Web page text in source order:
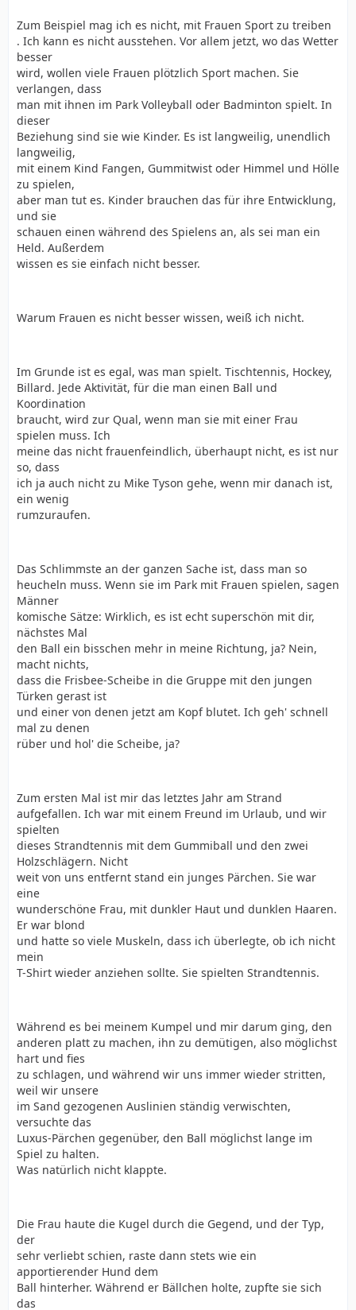
Menschen, die zum Psychotherapeuten gehen, Frauen
sind.
__
Wenn eine Blondine ihr erstes Kind zur Welt gebracht
hat, wird ihr Haar dunkler, denn ihr Östrogenspiegel
nimmt ab. Nach dem zweiten Kind wird das Haar noch
dunkler. Der Abfall des Östrogenspiegels ist auch der
Grund dafür, daß es nur wenige natürliche Blondinen
gibt, die älter als dreißig sind.
Zum Beispiel mag ich es nicht, mit Frauen Sport zu treiben
. Ich kann es nicht ausstehen. Vor allem jetzt, wo das Wetter
besser
wird, wollen viele Frauen plötzlich Sport machen. Sie
verlangen, dass
man mit ihnen im Park Volleyball oder Badminton spielt. In
dieser
Beziehung sind sie wie Kinder. Es ist langweilig, unendlich
langweilig,
mit einem Kind Fangen, Gummitwist oder Himmel und Hölle
zu spielen,
aber man tut es. Kinder brauchen das für ihre Entwicklung,
und sie
schauen einen während des Spielens an, als sei man ein
Held. Außerdem
wissen es sie einfach nicht besser.
Warum Frauen es nicht besser wissen, weiß ich nicht.
Im Grunde ist es egal, was man spielt. Tischtennis, Hockey,
Billard. Jede Aktivität, für die man einen Ball und
Koordination
braucht, wird zur Qual, wenn man sie mit einer Frau
spielen muss. Ich
meine das nicht frauenfeindlich, überhaupt nicht, es ist nur
so, dass
ich ja auch nicht zu Mike Tyson gehe, wenn mir danach ist,
ein wenig
rumzuraufen.
Das Schlimmste an der ganzen Sache ist, dass man so
heucheln muss. Wenn sie im Park mit Frauen spielen, sagen
Männer
komische Sätze: Wirklich, es ist echt superschön mit dir,
nächstes Mal
den Ball ein bisschen mehr in meine Richtung, ja? Nein,
macht nichts,
dass die Frisbee-Scheibe in die Gruppe mit den jungen
Türken gerast ist
und einer von denen jetzt am Kopf blutet. Ich geh' schnell
mal zu denen
rüber und hol' die Scheibe, ja?
Zum ersten Mal ist mir das letztes Jahr am Strand
aufgefallen. Ich war mit einem Freund im Urlaub, und wir
spielten
dieses Strandtennis mit dem Gummiball und den zwei
Holzschlägern. Nicht
weit von uns entfernt stand ein junges Pärchen. Sie war
eine
wunderschöne Frau, mit dunkler Haut und dunklen Haaren.
Er war blond
und hatte so viele Muskeln, dass ich überlegte, ob ich nicht
mein
T-Shirt wieder anziehen sollte. Sie spielten Strandtennis.
Während es bei meinem Kumpel und mir darum ging, den
anderen platt zu machen, ihn zu demütigen, also möglichst
hart und fies
zu schlagen, und während wir uns immer wieder stritten,
weil wir unsere
im Sand gezogenen Auslinien ständig verwischten,
versuchte das
Luxus-Pärchen gegenüber, den Ball möglichst lange im
Spiel zu halten.
Was natürlich nicht klappte.
Die Frau haute die Kugel durch die Gegend, und der Typ,
der
sehr verliebt schien, raste dann stets wie ein
apportierender Hund dem
Ball hinterher. Während er Bällchen holte, zupfte sie sich
das